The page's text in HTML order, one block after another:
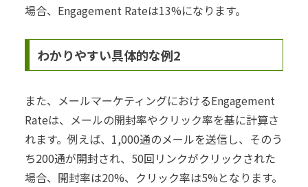
場合、Engagement Rateは13%になります。
わかりやすい具体的な例2
また、メールマーケティングにおけるEngagement
Rateは、メールの開封率やクリック率を基に計算さ
れます。例えば、1,000通のメールを送信し、そのう
ち200通が開封され、50回リンクがクリックされた
場合、開封率は20%、クリック率は5%となります。